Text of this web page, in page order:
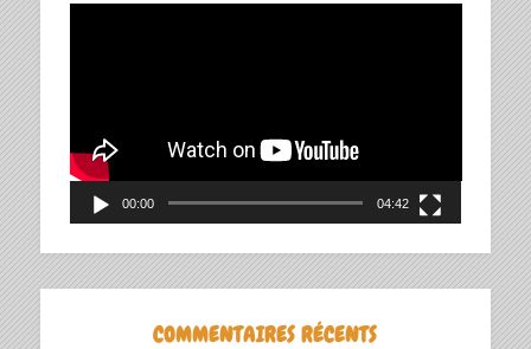
00:00 04:42
COMMENTAIRES RÉCENTS